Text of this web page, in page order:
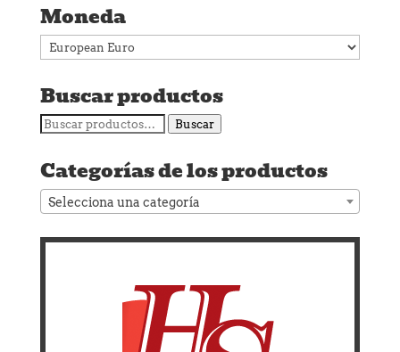
Moneda
Buscar productos
Buscar
Buscar
Categorías de los productos
Selecciona una categoría